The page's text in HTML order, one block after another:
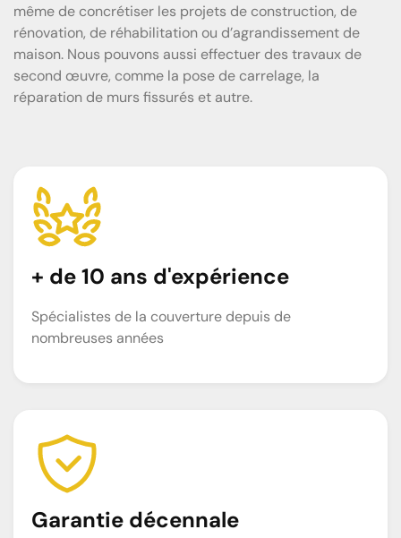
même de concrétiser les projets de construction, de
rénovation, de réhabilitation ou d’agrandissement de
maison. Nous pouvons aussi effectuer des travaux de
second œuvre, comme la pose de carrelage, la
réparation de murs fissurés et autre.
+ de 10 ans d'expérience
Spécialistes de la couverture depuis de
nombreuses années
Garantie décennale